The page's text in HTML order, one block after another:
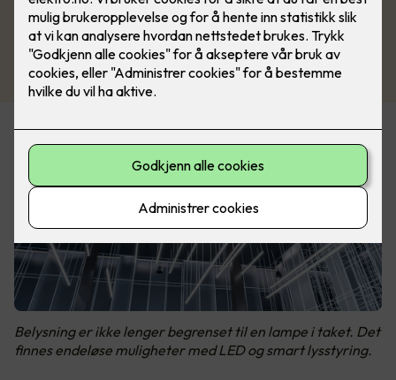
Belysning er ikke lenger begrenset til en lampe i taket. Det
finnes endeløse muligheter med LED og smart lysstyring.